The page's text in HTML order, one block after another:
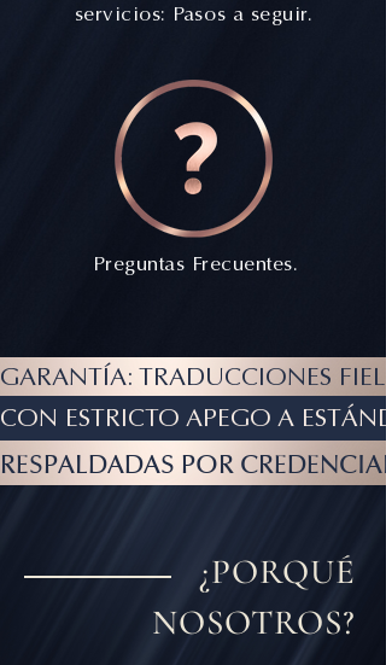
servicios: Pasos a seguir.
Preguntas Frecuentes.
GARANTÍA:
CON ESTRICTO APEGO A
RESPALDADAS POR
¿PORQUÉ
NOSOTROS?